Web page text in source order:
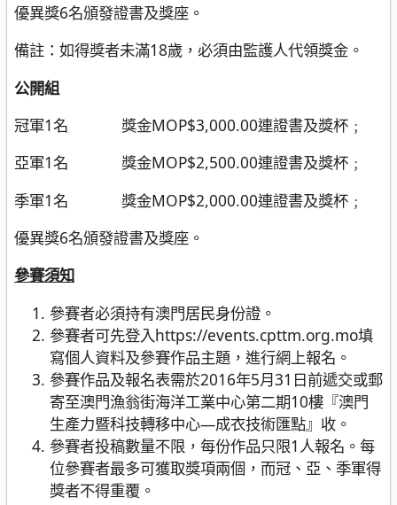
優異獎6名頒發證書及獎座。
備註：如得獎者未滿18歲，必須由監護人代領獎金。
公開組
冠軍1名 獎金MOP$3,000.00連證書及獎杯﹔
亞軍1名 獎金MOP$2,500.00連證書及獎杯﹔
季軍1名 獎金MOP$2,000.00連證書及獎杯﹔
優異獎6名頒發證書及獎座。
參賽須知
參賽者必須持有澳門居民身份證。
參賽者可先登入https://events.cpttm.org.mo填
寫個人資料及參賽作品主題，進行網上報名。
參賽作品及報名表需於2016年5月31日前遞交或郵
寄至澳門漁翁街海洋工業中心第二期10樓『澳門
生產力暨科技轉移中心—成衣技術匯點』收。
參賽者投稿數量不限，每份作品只限1人報名。每
位參賽者最多可獲取獎項兩個，而冠、亞、季軍得
獎者不得重覆。